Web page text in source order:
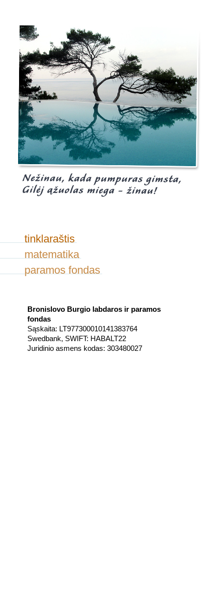
tinklaraštis
matematika
paramos fondas
Bronislovo Burgio labdaros ir paramos
fondas
Sąskaita: LT977300010141383764
Swedbank, SWIFT: HABALT22
Juridinio asmens kodas: 303480027